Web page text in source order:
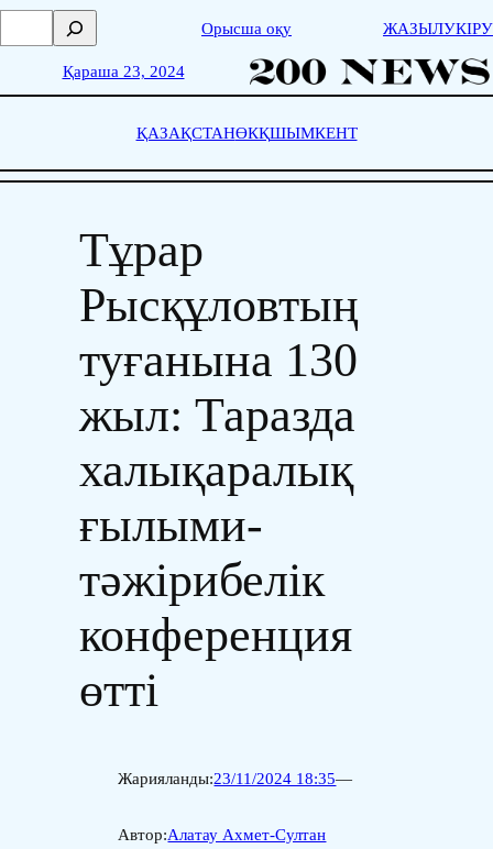
Skip
о
с
Орысша оқу ЖАЗЫЛУКІРУ
Қараша 23, 2024
ҚАЗАҚСТАНӨКҚШЫМКЕНТ
Тұрар
Рысқұловтың
туғанына 130
жыл: Таразда
халықаралық
ғылыми-
тәжірибелік
конференция
өтті
Жарияланды:23/11/2024 18:35—
Автор:Алатау Ахмет-Султан